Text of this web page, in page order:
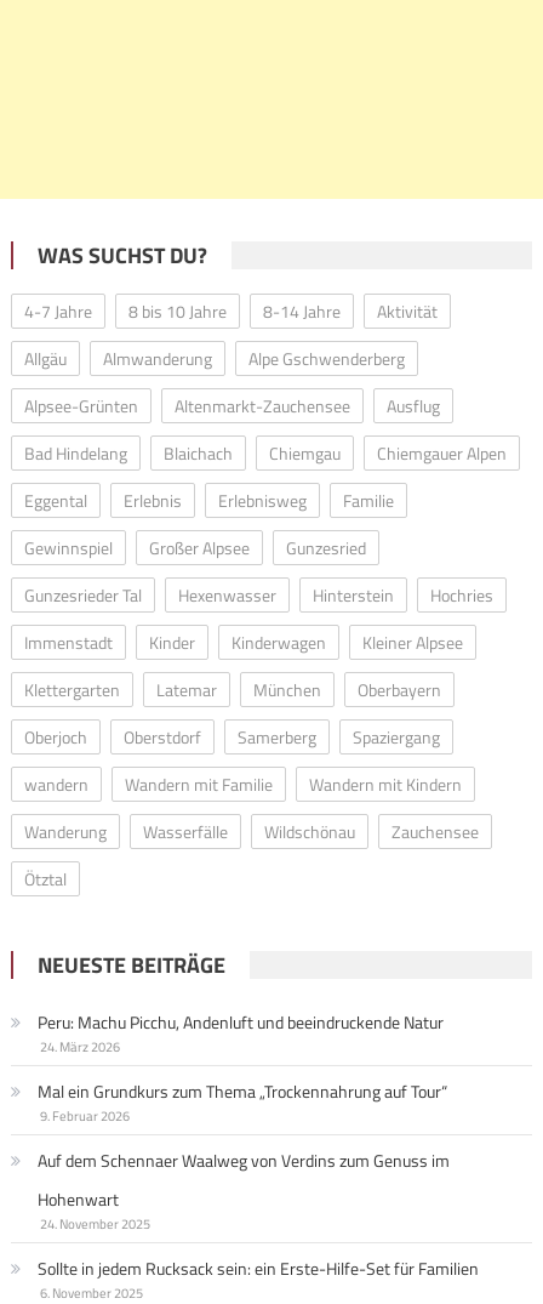
WAS SUCHST DU?
4-7 Jahre 8 bis 10 Jahre 8-14 Jahre
Aktivität
Allgäu
Almwanderung
Alpe Gschwenderberg
Alpsee-Grünten
Altenmarkt-Zauchensee
Ausflug
Bad Hindelang
Blaichach Chiemgau
Chiemgauer Alpen
Eggental
Erlebnis Erlebnisweg
Familie
Gewinnspiel
Großer Alpsee
Gunzesried
Gunzesrieder Tal
Hexenwasser Hinterstein
Hochries
Immenstadt
Kinder Kinderwagen
Kleiner Alpsee
Klettergarten
Latemar München
Oberbayern
Oberjoch
Oberstdorf Samerberg
Spaziergang
wandern
Wandern mit Familie
Wandern mit Kindern
Wanderung
Wasserfälle Wildschönau
Zauchensee
Ötztal
NEUESTE BEITRÄGE
Peru: Machu Picchu, Andenluft und beeindruckende Natur
24. März 2026
Mal ein Grundkurs zum Thema „Trockennahrung auf Tour“
9. Februar 2026
Auf dem Schennaer Waalweg von Verdins zum Genuss im
Hohenwart
24. November 2025
Sollte in jedem Rucksack sein: ein Erste-Hilfe-Set für Familien
6. November 2025